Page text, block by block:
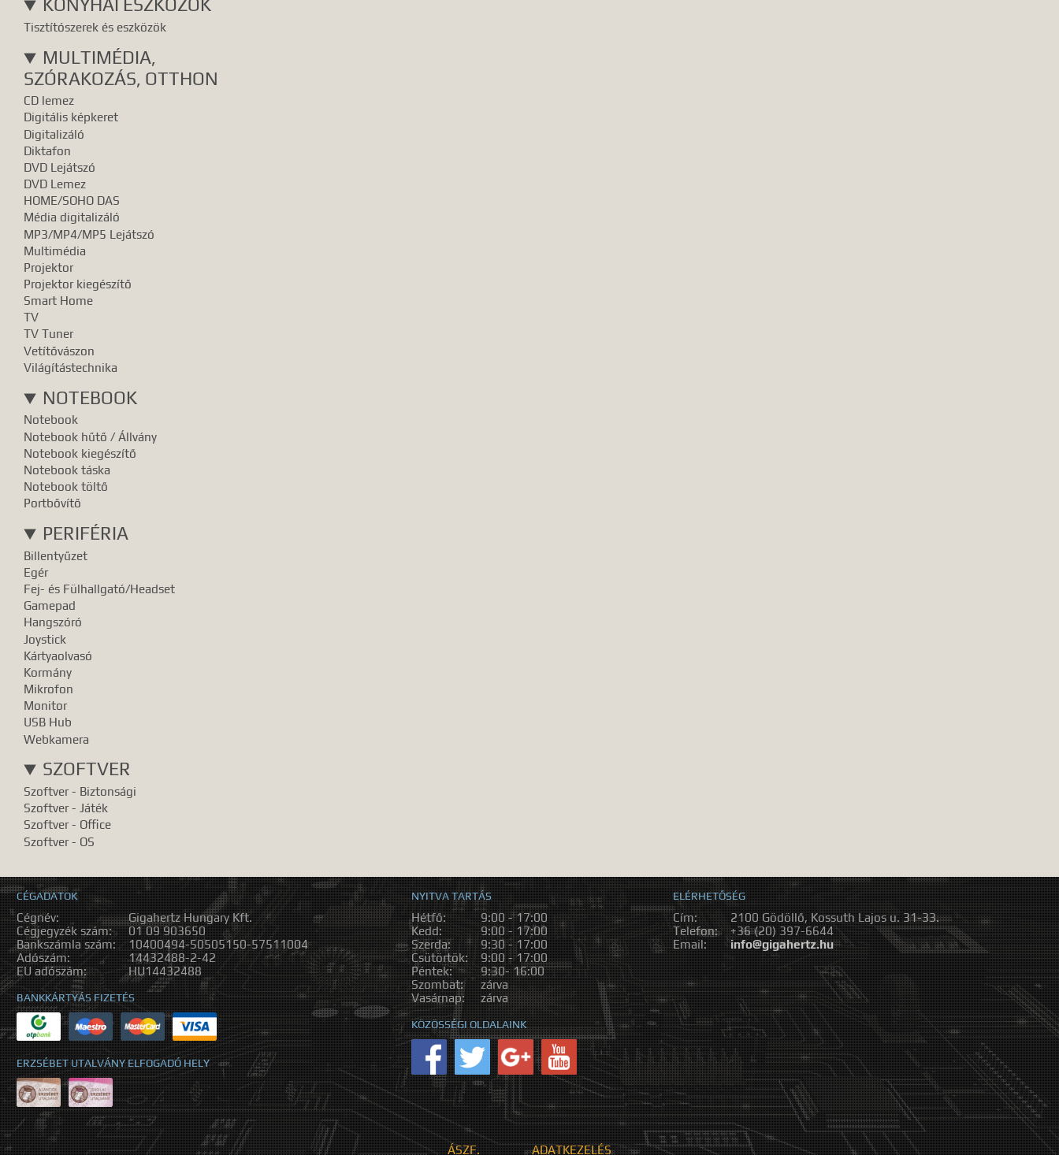
KONYHAI ESZKÖZÖK
Tisztítószerek és eszközök
MULTIMÉDIA,
SZÓRAKOZÁS, OTTHON
CD lemez
Digitális képkeret
Digitalizáló
Diktafon
DVD Lejátszó
DVD Lemez
HOME/SOHO DAS
Média digitalizáló
MP3/MP4/MP5 Lejátszó
Multimédia
Projektor
Projektor kiegészítő
Smart Home
TV
TV Tuner
Vetítővászon
Világítástechnika
NOTEBOOK
Notebook
Notebook hűtő / Állvány
Notebook kiegészítő
Notebook táska
Notebook töltő
Portbővítő
PERIFÉRIA
Billentyűzet
Egér
Fej- és Fülhallgató/Headset
Gamepad
Hangszóró
Joystick
Kártyaolvasó
Kormány
Mikrofon
Monitor
USB Hub
Webkamera
SZOFTVER
Szoftver - Biztonsági
Szoftver - Játék
Szoftver - Office
Szoftver - OS
CÉGADATOK
Cégnév:
Gigahertz Hungary Kft.
Cégjegyzék szám:
01 09 903650
Bankszámla szám:
10400494-50505150-57511004
Adószám:
14432488-2-42
EU adószám:
HU14432488
BANKKÁRTYÁS FIZETÉS
ERZSÉBET UTALVÁNY ELFOGADÓ HELY
NYITVA TARTÁS
Hétfő:
9:00 - 17:00
Kedd:
9:00 - 17:00
Szerda:
9:30 - 17:00
Csütörtök:
9:00 - 17:00
Péntek:
9:30- 16:00
Szombat:
zárva
Vasárnap:
zárva
KÖZÖSSÉGI OLDALAINK
ELÉRHETŐSÉG
Cím:
2100 Gödöllő, Kossuth Lajos u. 31-33.
Telefon:
+36 (20) 397-6644
Email:
info@gigahertz.hu
ÁSZF. ADATKEZELÉS